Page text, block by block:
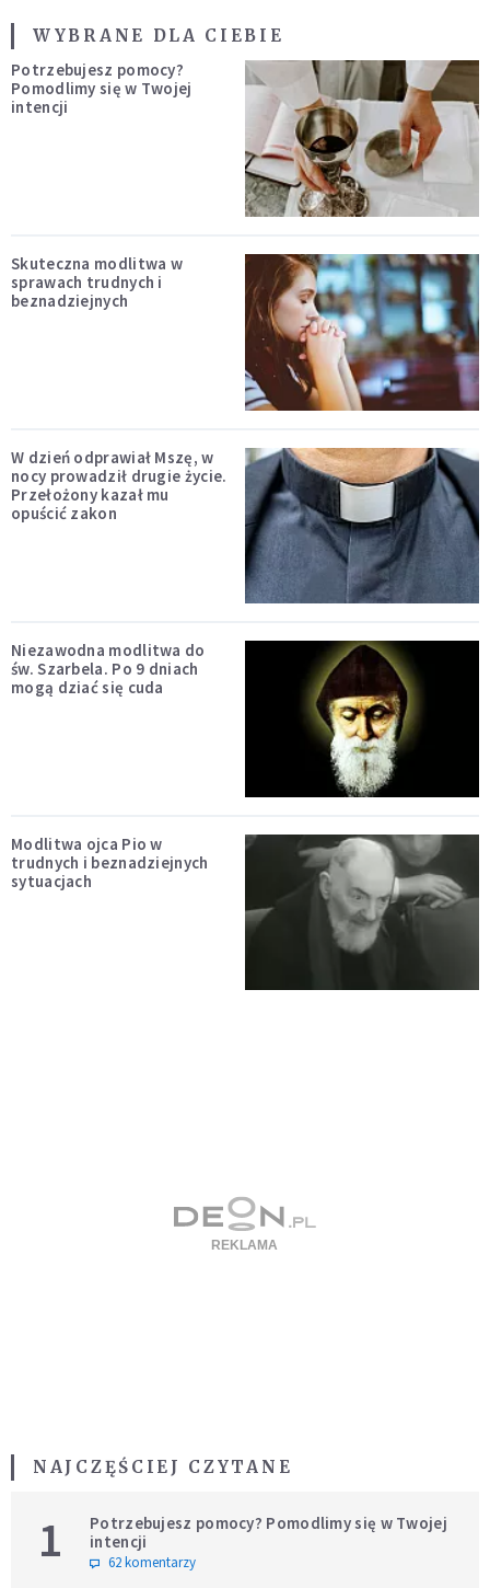
WYBRANE DLA CIEBIE
Potrzebujesz pomocy?
Pomodlimy się w Twojej
intencji
Skuteczna modlitwa w
sprawach trudnych i
beznadziejnych
W dzień odprawiał Mszę, w
nocy prowadził drugie życie.
Przełożony kazał mu
opuścić zakon
Niezawodna modlitwa do
św. Szarbela. Po 9 dniach
mogą dziać się cuda
Modlitwa ojca Pio w
trudnych i beznadziejnych
sytuacjach
NAJCZĘŚCIEJ CZYTANE
1
Potrzebujesz pomocy? Pomodlimy się w Twojej
intencji
62 komentarzy